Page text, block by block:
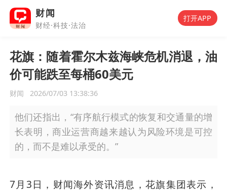
财闻
财经·科技·法治
打开APP
花旗：随着霍尔木兹海峡危机消退，油
价可能跌至每桶60美元
财闻 2026/07/03 13:38:36
他们还指出，“有序航行模式的恢复和交通量的增
长表明，商业运营商越来越认为风险环境是可控
的，而不是难以承受的。”
7月3日，财闻海外资讯消息，花旗集团表示，